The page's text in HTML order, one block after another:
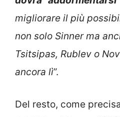
migliorare il più
non solo Sinner ma
Tsitsipas, Rublev o
ancora lì”.
Del resto, come